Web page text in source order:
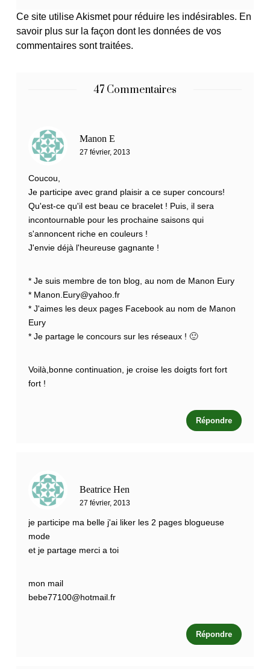
Ce site utilise Akismet pour réduire les indésirables. En
savoir plus sur la façon dont les données de vos
commentaires sont traitées.
47 Commentaires
Manon E
27 février, 2013
Coucou,
Je participe avec grand plaisir a ce super concours!
Qu'est-ce qu'il est beau ce bracelet ! Puis, il sera
incontournable pour les prochaine saisons qui
s'annoncent riche en couleurs !
J'envie déjà l'heureuse gagnante !
* Je suis membre de ton blog, au nom de Manon Eury
* Manon.Eury@yahoo.fr
* J'aimes les deux pages Facebook au nom de Manon
Eury
* Je partage le concours sur les réseaux ! 🙂
Voilà,bonne continuation, je croise les doigts fort fort
fort !
Répondre
Beatrice Hen
27 février, 2013
je participe ma belle j'ai liker les 2 pages blogueuse
mode
et je partage merci a toi
mon mail
bebe77100@hotmail.fr
Répondre